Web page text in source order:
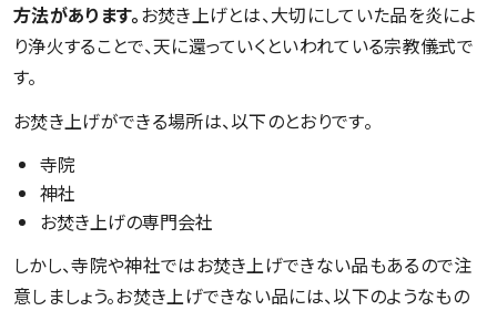
方法があります。お焚き上げとは、大切にしていた品を炎によ
り浄火することで、天に還っていくといわれている宗教儀式で
す。
お焚き上げができる場所は、以下のとおりです。
寺院
神社
お焚き上げの専門会社
しかし、寺院や神社ではお焚き上げできない品もあるので注
意しましょう。お焚き上げできない品には、以下のようなもの